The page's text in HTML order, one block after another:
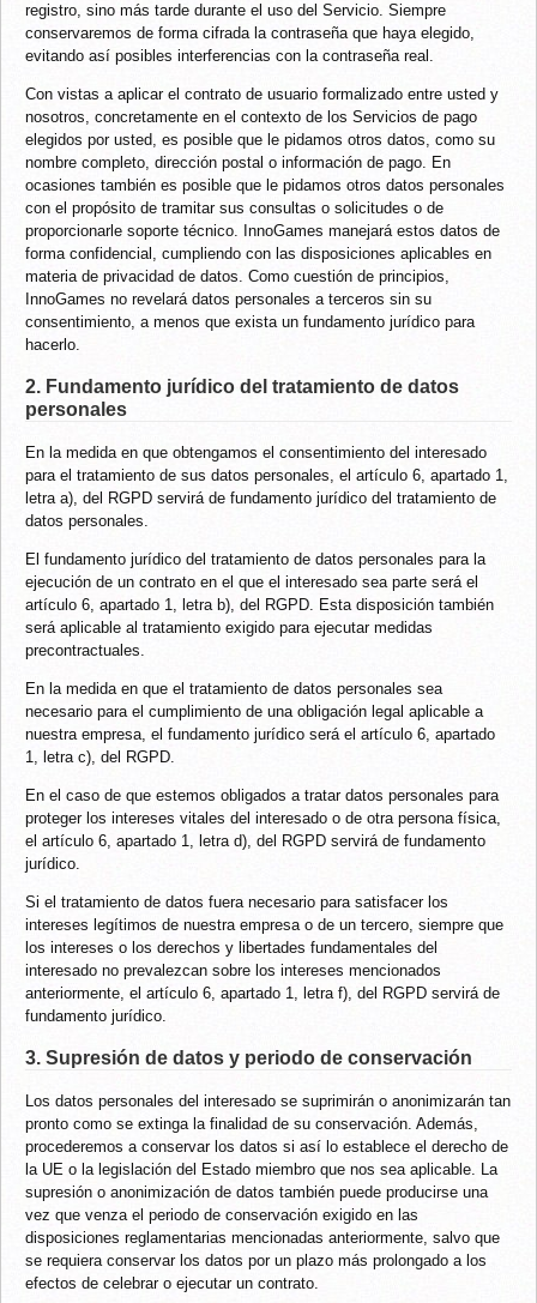
registro, sino más tarde durante el uso del Servicio. Siempre
conservaremos de forma cifrada la contraseña que haya elegido,
evitando así posibles interferencias con la contraseña real.
Con vistas a aplicar el contrato de usuario formalizado entre usted y
nosotros, concretamente en el contexto de los Servicios de pago
elegidos por usted, es posible que le pidamos otros datos, como su
nombre completo, dirección postal o información de pago. En
ocasiones también es posible que le pidamos otros datos personales
con el propósito de tramitar sus consultas o solicitudes o de
proporcionarle soporte técnico. InnoGames manejará estos datos de
forma confidencial, cumpliendo con las disposiciones aplicables en
materia de privacidad de datos. Como cuestión de principios,
InnoGames no revelará datos personales a terceros sin su
consentimiento, a menos que exista un fundamento jurídico para
hacerlo.
2. Fundamento jurídico del tratamiento de datos
personales
En la medida en que obtengamos el consentimiento del interesado
para el tratamiento de sus datos personales, el artículo 6, apartado 1,
letra a), del RGPD servirá de fundamento jurídico del tratamiento de
datos personales.
El fundamento jurídico del tratamiento de datos personales para la
ejecución de un contrato en el que el interesado sea parte será el
artículo 6, apartado 1, letra b), del RGPD. Esta disposición también
será aplicable al tratamiento exigido para ejecutar medidas
precontractuales.
En la medida en que el tratamiento de datos personales sea
necesario para el cumplimiento de una obligación legal aplicable a
nuestra empresa, el fundamento jurídico será el artículo 6, apartado
1, letra c), del RGPD.
En el caso de que estemos obligados a tratar datos personales para
proteger los intereses vitales del interesado o de otra persona física,
el artículo 6, apartado 1, letra d), del RGPD servirá de fundamento
jurídico.
Si el tratamiento de datos fuera necesario para satisfacer los
intereses legítimos de nuestra empresa o de un tercero, siempre que
los intereses o los derechos y libertades fundamentales del
interesado no prevalezcan sobre los intereses mencionados
anteriormente, el artículo 6, apartado 1, letra f), del RGPD servirá de
fundamento jurídico.
3. Supresión de datos y periodo de conservación
Los datos personales del interesado se suprimirán o anonimizarán tan
pronto como se extinga la finalidad de su conservación. Además,
procederemos a conservar los datos si así lo establece el derecho de
la UE o la legislación del Estado miembro que nos sea aplicable. La
supresión o anonimización de datos también puede producirse una
vez que venza el periodo de conservación exigido en las
disposiciones reglamentarias mencionadas anteriormente, salvo que
se requiera conservar los datos por un plazo más prolongado a los
efectos de celebrar o ejecutar un contrato.